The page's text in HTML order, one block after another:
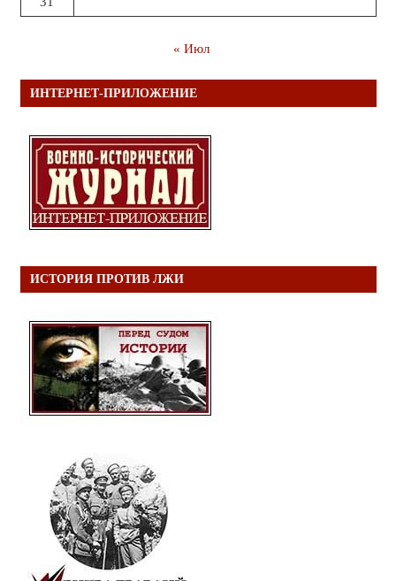
« Июл
ИНТЕРНЕТ-ПРИЛОЖЕНИЕ
ИСТОРИЯ ПРОТИВ ЛЖИ